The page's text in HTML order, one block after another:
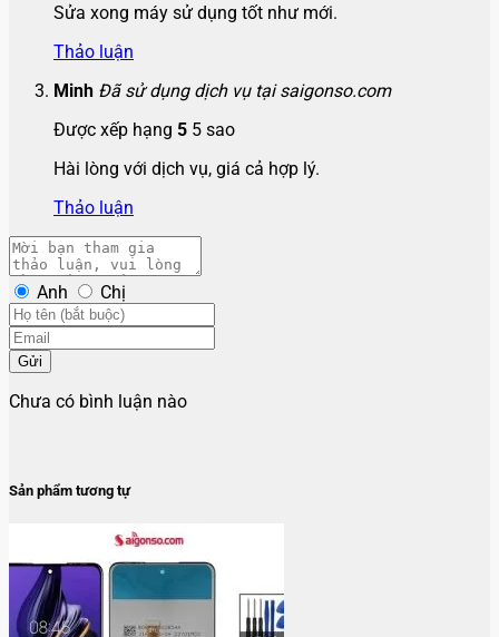
Sửa xong máy sử dụng tốt như mới.
Thảo luận
Minh Đã sử dụng dịch vụ tại saigonso.com
Được xếp hạng 5 5 sao
Hài lòng với dịch vụ, giá cả hợp lý.
Thảo luận
Anh Chị
Gửi
Chưa có bình luận nào
Sản phẩm tương tự